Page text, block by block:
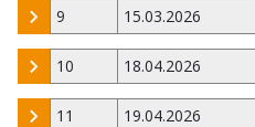
9 15.03.2026
10 18.04.2026
11 19.04.2026